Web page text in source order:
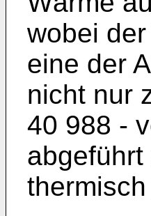
wobei
eine der
nicht nur
40 988 -